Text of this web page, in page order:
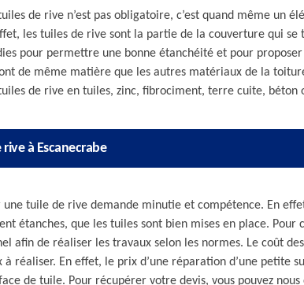
de rive n’est pas obligatoire, c’est quand même un
les tuiles de rive sont la partie de la couverture qui
pour permettre une bonne étanchéité et pour
de même matière que les autres matériaux de la
de rive en tuiles, zinc, fibrociment, terre cuite, béton
à Escanecrabe
une tuile de rive demande minutie et compétence. En
étanches, que les tuiles sont bien mises en place. Pour
afin de réaliser les travaux selon les normes. Le coût
à réaliser. En effet, le prix d’une réparation d’une petite
de tuile. Pour récupérer votre devis, vous pouvez nous